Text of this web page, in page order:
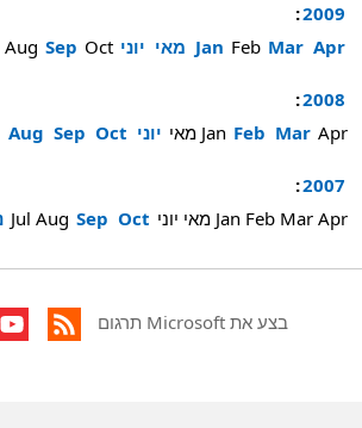
2009
:
Jan Feb Mar Apr מאי יוני Aug Sep Oct
2008
:
Jan Feb Mar Apr מאי יוני Aug Sep Oct
2007
:
Jan Feb Mar Apr מאי יוני Jul Aug Sep Oct
בצע את Microsoft תרגום